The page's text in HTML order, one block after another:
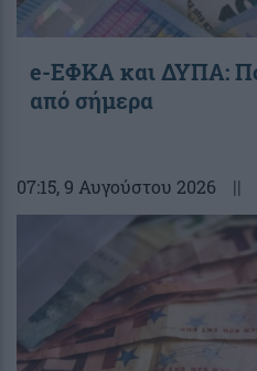
e-ΕΦΚΑ και ΔΥΠΑ:
από σήμερα
07:15, 9 Αυγούστου 2026 ||